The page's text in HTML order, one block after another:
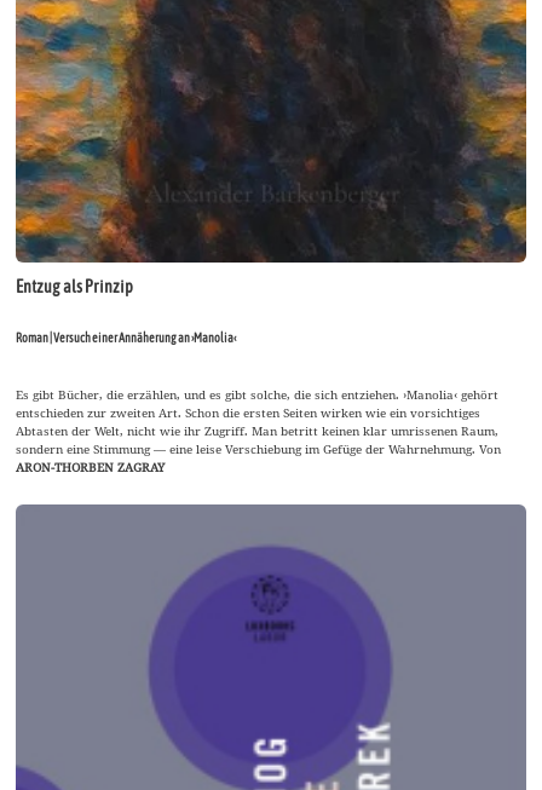
Entzug als Prinzip
Roman | Versuch einer Annäherung an ›Manolia‹
Es gibt Bücher, die erzählen, und es gibt solche, die sich entziehen. ›Manolia‹ gehört
entschieden zur zweiten Art. Schon die ersten Seiten wirken wie ein vorsichtiges
Abtasten der Welt, nicht wie ihr Zugriff. Man betritt keinen klar umrissenen Raum,
sondern eine Stimmung — eine leise Verschiebung im Gefüge der Wahrnehmung. Von
ARON-THORBEN ZAGRAY